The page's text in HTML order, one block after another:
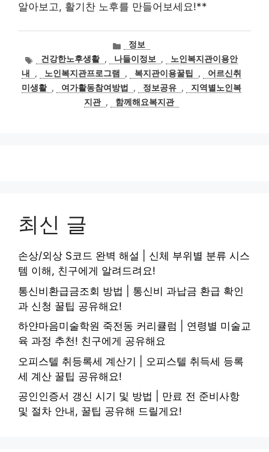
알아보고, 활기찬 노후를 만들어보세요!**
카
테
고
리
정보
태건강한노후생활 , 나들이정보 ,
노인복지관이용안
내
, 노인복지관프로그램 , 복지관이용꿀팁 ,
어르신취
미생활 , 여가활동참여방법 , 정보공유 ,
지역별노인복
지관 , 함께해요복지관
최신 글
손상/외상 S코드 완벽 해설 | 신체 부위별 분류 시스
템 이해, 친구에게 알려드려요!
통신비환급금조회 방법 | 통신비 과납금 환급 확인
과 신청 꿀팁 공유해요!
하얀마음미술학원 죽전동 커리큘럼 | 연령별 미술교
육 과정 추천! 친구에게 공유해요
오피스텔 취등록세 계산기 | 오피스텔 취득세 등록
세 계산 꿀팁 공유해요!
공인인증서 갱신 시기 및 방법 | 만료 전 준비사항
및 절차 안내, 꿀팁 공유해 드릴게요!